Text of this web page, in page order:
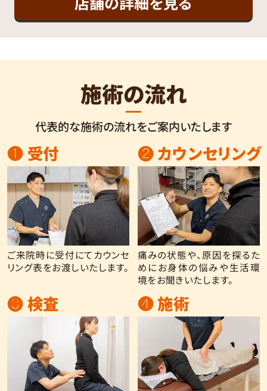
施術の流れ
代表的な施術の流れをご案内いたします
❶ 受付
ご来院時に受付にてカウンセ
リング表をお渡しいたします。
❷ カウンセリング
痛みの状態や、原因を探るた
めにお身体の悩みや生活環
境をお聞きいたします。
❸ 検査 ❹ 施術